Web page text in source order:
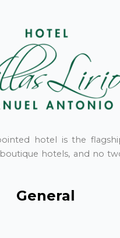
hotel is the
hotels, and no
General